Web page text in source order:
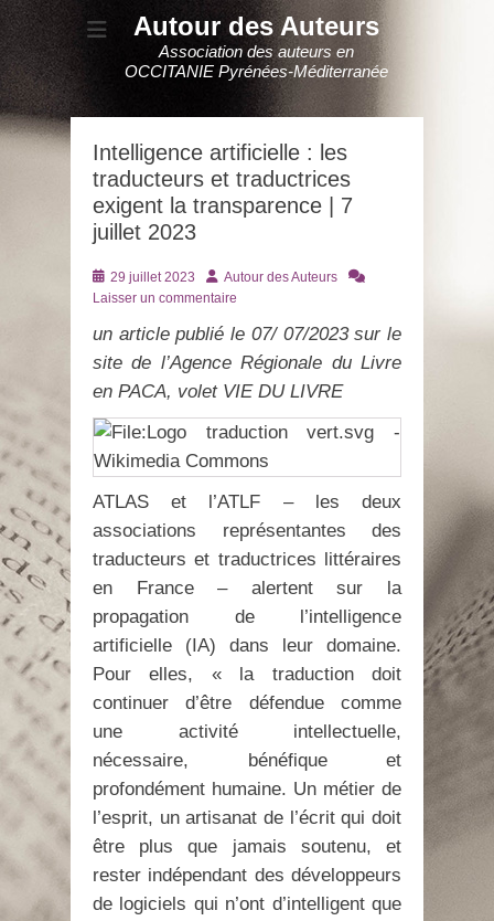
Autour des Auteurs
Association des auteurs en
OCCITANIE Pyrénées-Méditerranée
Intelligence artificielle : les
traducteurs et traductrices
exigent la transparence | 7
juillet 2023
Posté
le
29 juillet 2023 AuteurAutour des Auteurs
Laisser un commentaire
un article publié le 07/ 07/2023 sur le
site de l’Agence Régionale du Livre
en PACA, volet VIE DU LIVRE
ATLAS et l’ATLF – les deux
associations représentantes des
traducteurs et traductrices littéraires
en France – alertent sur la
propagation de l’intelligence
artificielle (IA) dans leur domaine.
Pour elles, « la traduction doit
continuer d’être défendue comme
une activité intellectuelle,
nécessaire, bénéfique et
profondément humaine. Un métier de
l’esprit, un artisanat de l’écrit qui doit
être plus que jamais soutenu, et
rester indépendant des développeurs
de logiciels qui n’ont d’intelligent que